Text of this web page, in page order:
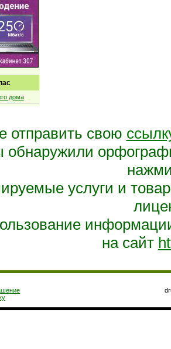
дома
отправить свою
обнаружили
услуги и
на сайт